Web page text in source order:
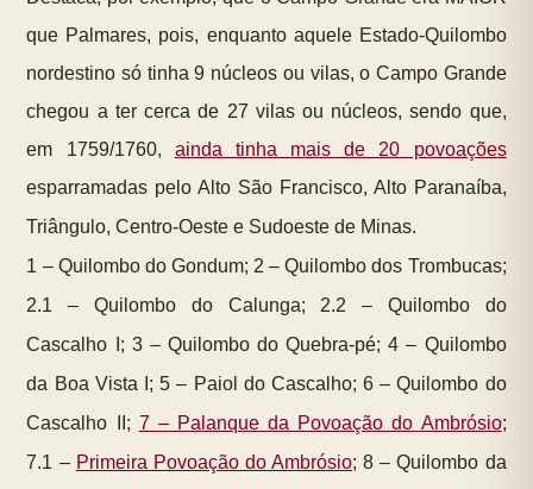
que Palmares, pois, enquanto aquele Estado-Quilombo
nordestino só tinha 9 núcleos ou vilas, o Campo Grande
chegou a ter cerca de 27 vilas ou núcleos, sendo que,
em 1759/1760, ainda tinha mais de 20 povoações
esparramadas pelo Alto São Francisco, Alto Paranaíba,
Triângulo, Centro-Oeste e Sudoeste de Minas.
1 – Quilombo do Gondum; 2 – Quilombo dos Trombucas;
2.1 – Quilombo do Calunga; 2.2 – Quilombo do
Cascalho I; 3 – Quilombo do Quebra-pé; 4 – Quilombo
da Boa Vista I; 5 – Paiol do Cascalho; 6 – Quilombo do
Cascalho II; 7 – Palanque da Povoação do Ambrósio;
7.1 – Primeira Povoação do Ambrósio; 8 – Quilombo da